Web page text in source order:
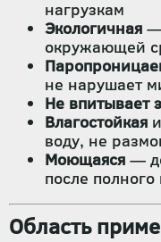
нагрузкам
Экологичная —
окружающей
не нарушает
Не впитывает
Влагостойкая и
воду, не
Моющаяся —
после
Область